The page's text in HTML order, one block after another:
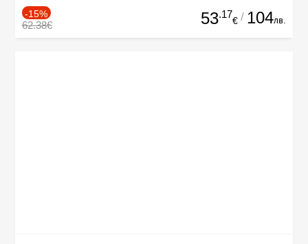
-15%
62.38€ 53.17
€ / 104лв.